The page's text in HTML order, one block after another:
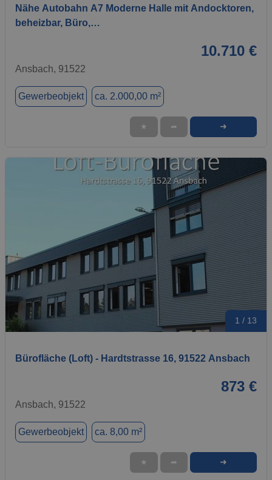
Nähe Autobahn A7 Moderne Halle mit Andocktoren,
beheizbar, Büro,…
10.710 €
Ansbach, 91522
Gewerbeobjekt ca. 2.000,00 m²
★ ➦ ➜
1 / 13
Bürofläche (Loft) - Hardtstrasse 16, 91522 Ansbach
873 €
Ansbach, 91522
Gewerbeobjekt ca. 8,00 m²
★ ➦ ➜